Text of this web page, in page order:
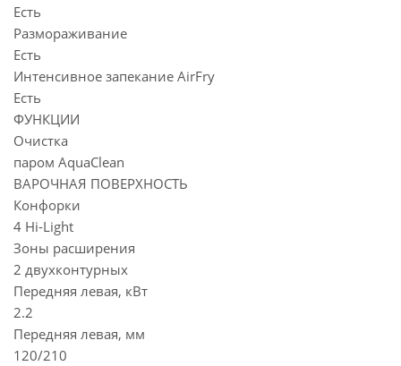
Есть
Размораживание
Есть
Интенсивное запекание AirFry
Есть
ФУНКЦИИ
Очистка
паром AquaClean
ВАРОЧНАЯ ПОВЕРХНОСТЬ
Конфорки
4 Hi-Light
Зоны расширения
2 двухконтурных
Передняя левая, кВт
2.2
Передняя левая, мм
120/210